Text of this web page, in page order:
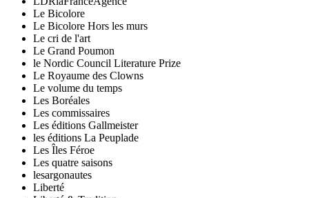
Le Bicolore
Le Bicolore Hors les murs
Le cri de l'art
Le Grand Poumon
le Nordic Council Literature Prize
Le Royaume des Clowns
Le volume du temps
Les Boréales
Les commissaires
Les éditions Gallmeister
les éditions La Peuplade
Les Îles Féroe
Les quatre saisons
lesargonautes
Liberté